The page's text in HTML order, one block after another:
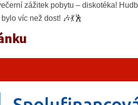
zážitek pobytu –diskotéka!
víc než dost! 🎶💃🕺